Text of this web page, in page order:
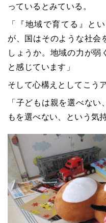
っているとみている。
「『地域で育てる』と
が、国はそのような社会
しょうか。地域の力が弱
と感じています」
そして心構えとしてこう
「子どもは親を選べな
もを選べない、という気